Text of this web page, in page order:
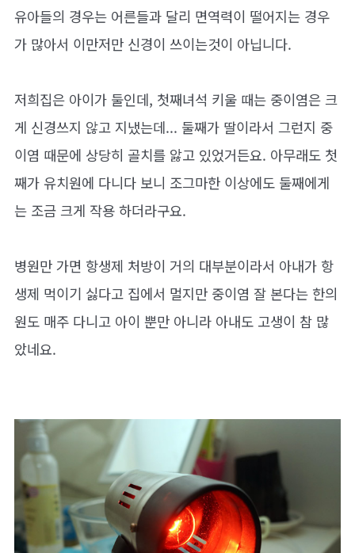
유아들의 경우는 어른들과 달리 면역력이 떨어지는 경우
가 많아서 이만저만 신경이 쓰이는것이 아닙니다.
저희집은 아이가 둘인데, 첫째녀석 키울 때는 중이염은 크
게 신경쓰지 않고 지냈는데... 둘째가 딸이라서 그런지 중
이염 때문에 상당히 골치를 앓고 있었거든요. 아무래도 첫
째가 유치원에 다니다 보니 조그마한 이상에도 둘째에게
는 조금 크게 작용 하더라구요.
병원만 가면 항생제 처방이 거의 대부분이라서 아내가 항
생제 먹이기 싫다고 집에서 멀지만 중이염 잘 본다는 한의
원도 매주 다니고 아이 뿐만 아니라 아내도 고생이 참 많
았네요.